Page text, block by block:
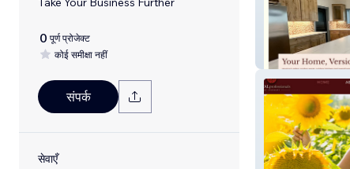
0 पूर्ण प्रोजेक्ट
कोई समीक्षा नहीं
संपर्क
सेवाएँ
Hat Horn